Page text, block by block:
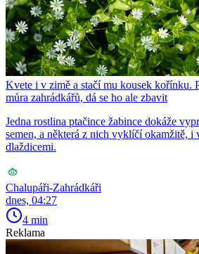
Kvete i v zimě a stačí mu kousek kořínku.
můra zahrádkářů, dá se ho ale zbavit
Jedna rostlina ptačince žabince dokáže
semen, a některá z nich vyklíčí okamžitě, i
dlaždicemi.
Chalupáři-Zahrádkáři
dnes, 04:27
4 min
Reklama